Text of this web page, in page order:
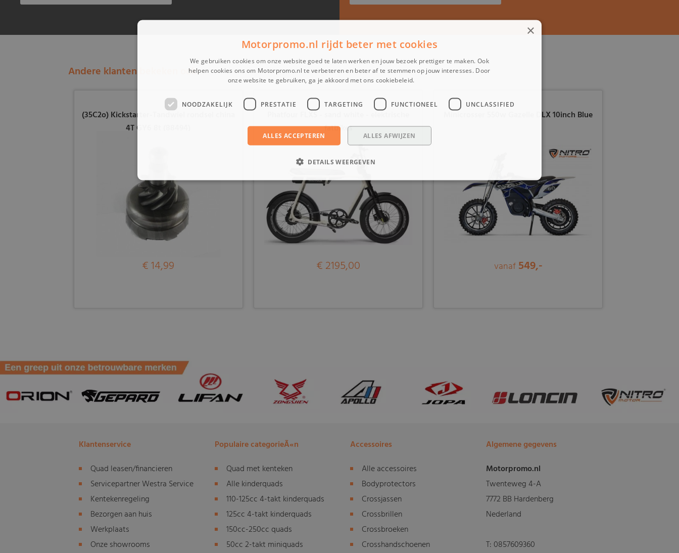
Andere klanten bekeken ook:
(35C2o) Kickstarter-Tandwiel rondsel china
4T GY6 8t (88494)
€ 14,99
Phatfour FLXS - sand white - elektrische
fatbikes
€ 2195,00
Minicrosser 550w Gazelle DLX 10inch Blue
vanaf 549,-
Klantenservice
Quad leasen/financieren
Servicepartner Westra Service
Kentekenregeling
Bezorgen aan huis
Werkplaats
Onze showrooms
Populaire categorieÃ«n
Quad met kenteken
Alle kinderquads
110-125cc 4-takt kinderquads
125cc 4-takt kinderquads
150cc-250cc quads
50cc 2-takt miniquads
Accessoires
Alle accessoires
Bodyprotectors
Crossjassen
Crossbrillen
Crossbroeken
Crosshandschoenen
Algemene gegevens
Motorpromo.nl
Twenteweg 4-A
7772 BB Hardenberg
Nederland
T:0857609360
×
Motorpromo.nl rijdt beter met cookies
We gebruiken cookies om onze website goed te laten werken en jouw bezoek prettiger te maken. Ook
helpen cookies ons om Motorpromo.nl te verbeteren en beter af te stemmen op jouw interesses. Door
onze website te gebruiken, ga je akkoord met ons cookiebeleid.
NOODZAKELIJK PRESTATIE TARGETING FUNCTIONEEL UNCLASSIFIED
ALLES ACCEPTEREN ALLES AFWIJZEN
DETAILS WEERGEVEN